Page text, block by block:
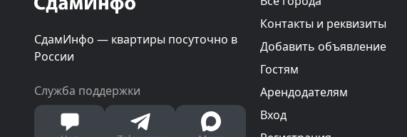
СдамИнфо — квартиры посуточно в
России
Служба поддержки
Контакты и реквизиты
Добавить объявление
Гостям
Арендодателям
Вход